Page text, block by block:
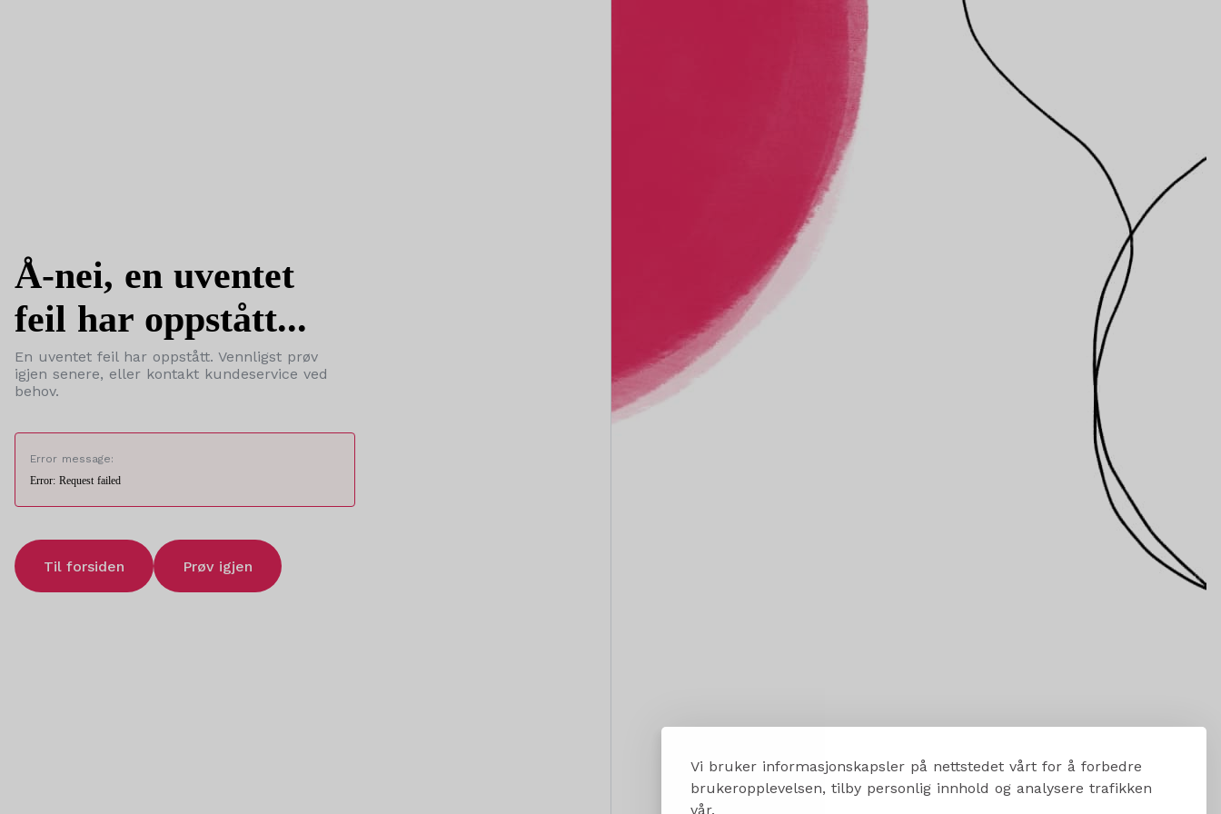
Vi bruker informasjonskapsler på nettstedet vårt for å forbedre
brukeropplevelsen, tilby personlig innhold og analysere trafikken
vår.
Å-nei, en uventet
feil har oppstått...
En uventet feil har oppstått. Vennligst prøv
igjen senere, eller kontakt kundeservice ved
behov.
Error message:
Error: Request failed
Til forsiden Prøv igjen